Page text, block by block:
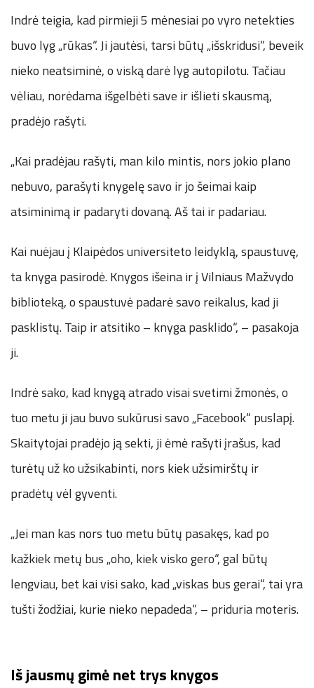
Indrė teigia, kad pirmieji 5 mėnesiai po vyro netekties
buvo lyg „rūkas“. Ji jautėsi, tarsi būtų „išskridusi“, beveik
nieko neatsiminė, o viską darė lyg autopilotu. Tačiau
vėliau, norėdama išgelbėti save ir išlieti skausmą,
pradėjo rašyti.
„Kai pradėjau rašyti, man kilo mintis, nors jokio plano
nebuvo, parašyti knygelę savo ir jo šeimai kaip
atsiminimą ir padaryti dovaną. Aš tai ir padariau.
Kai nuėjau į Klaipėdos universiteto leidyklą, spaustuvę,
ta knyga pasirodė. Knygos išeina ir į Vilniaus Mažvydo
biblioteką, o spaustuvė padarė savo reikalus, kad ji
pasklistų. Taip ir atsitiko – knyga pasklido“, – pasakoja
ji.
Indrė sako, kad knygą atrado visai svetimi žmonės, o
tuo metu ji jau buvo sukūrusi savo „Facebook“ puslapį.
Skaitytojai pradėjo ją sekti, ji ėmė rašyti įrašus, kad
turėtų už ko užsikabinti, nors kiek užsimirštų ir
pradėtų vėl gyventi.
„Jei man kas nors tuo metu būtų pasakęs, kad po
kažkiek metų bus „oho, kiek visko gero“, gal būtų
lengviau, bet kai visi sako, kad „viskas bus gerai“, tai yra
tušti žodžiai, kurie nieko nepadeda“, – priduria moteris.
Iš jausmų gimė net trys knygos